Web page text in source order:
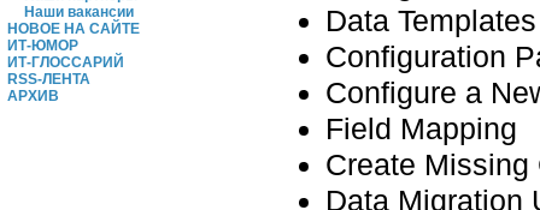
Наши вакансии
НОВОЕ НА САЙТЕ
ИТ-ЮМОР
ИТ-ГЛОССАРИЙ
RSS-ЛЕНТА
АРХИВ
Data Templates
Configuration
Configure a
Field Mapping
Create Missing
Data Migration